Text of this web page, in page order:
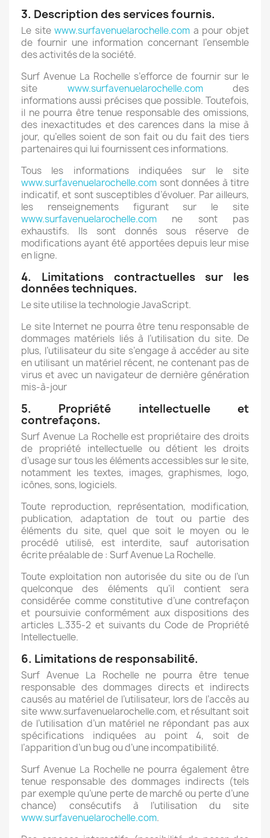
3. Description des services fournis.
Le sitewww.surfavenuelarochelle.com a pour objet
de fournir une information concernant l’ensemble
des activités de la société.
Surf Avenue La Rochelle s’efforce de fournir sur le
site www.surfavenuelarochelle.comdes
informations aussi précises que possible. Toutefois,
il ne pourra être tenue responsable des omissions,
des inexactitudes et des carences dans la mise à
jour, qu’elles soient de son fait ou du fait des tiers
partenaires qui lui fournissent ces informations.
Tous les informations indiquées sur le site
www.surfavenuelarochelle.com sont données à titre
indicatif, et sont susceptibles d’évoluer. Par ailleurs,
les renseignements figurant sur le site
www.surfavenuelarochelle.com ne sont pas
exhaustifs. Ils sont donnés sous réserve de
modifications ayant été apportées depuis leur mise
en ligne.
4. Limitations contractuelles sur les
données techniques.
Le site utilise la technologie JavaScript.
Le site Internet ne pourra être tenu responsable de
dommages matériels liés à l’utilisation du site. De
plus, l’utilisateur du site s’engage à accéder au site
en utilisant un matériel récent, ne contenant pas de
virus et avec un navigateur de dernière génération
mis-à-jour
5. Propriété intellectuelle et
contrefaçons.
Surf Avenue La Rochelle est propriétaire des droits
de propriété intellectuelle ou détient les droits
d’usage sur tous les éléments accessibles sur le site,
notamment les textes, images, graphismes, logo,
icônes, sons, logiciels.
Toute reproduction, représentation, modification,
publication, adaptation de tout ou partie des
éléments du site, quel que soit le moyen ou le
procédé utilisé, est interdite, sauf autorisation
écrite préalable de : Surf Avenue La Rochelle.
Toute exploitation non autorisée du site ou de l’un
quelconque des éléments qu’il contient sera
considérée comme constitutive d’une contrefaçon
et poursuivie conformément aux dispositions des
articles L.335-2 et suivants du Code de Propriété
Intellectuelle.
6. Limitations de responsabilité.
Surf Avenue La Rochelle ne pourra être tenue
responsable des dommages directs et indirects
causés au matériel de l’utilisateur, lors de l’accès au
site www.surfavenuelarochelle.com, et résultant soit
de l’utilisation d’un matériel ne répondant pas aux
spécifications indiquées au point 4, soit de
l’apparition d’un bug ou d’une incompatibilité.
Surf Avenue La Rochelle ne pourra également être
tenue responsable des dommages indirects (tels
par exemple qu’une perte de marché ou perte d’une
chance) consécutifs à l’utilisation du site
www.surfavenuelarochelle.com.